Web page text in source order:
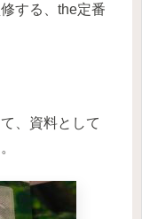
する、the定番
、資料として